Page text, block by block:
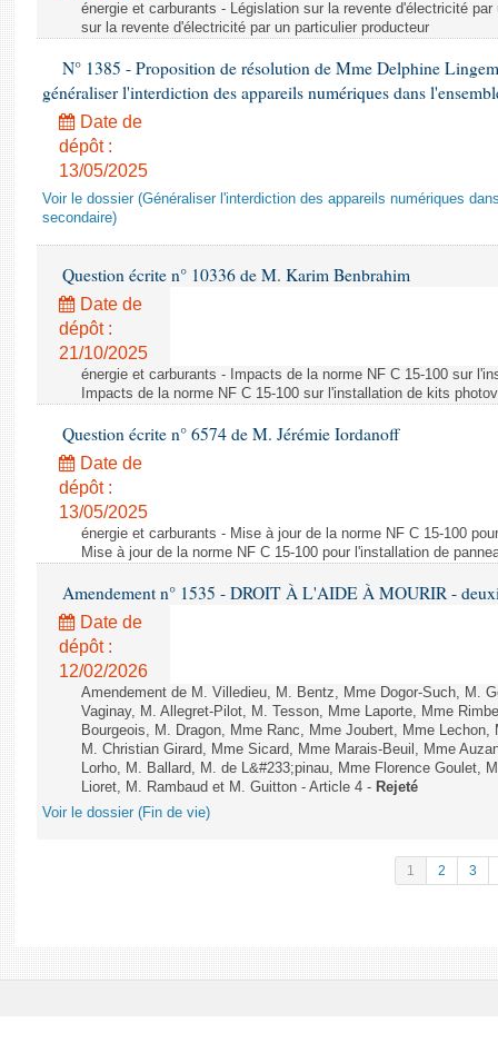
énergie et carburants - Législation sur la revente d'électricité
sur la revente d'électricité par un particulier producteur
N° 1385 - Proposition de résolution de Mme Delphine
généraliser l'interdiction des appareils numériques dans
Date de
dépôt :
13/05/2025
Voir le dossier (Généraliser l'interdiction des appareils numériques
secondaire)
Question écrite n° 10336 de M. Karim Benbrahim
Date de
dépôt :
21/10/2025
énergie et carburants - Impacts de la norme NF C 15-100 sur
Impacts de la norme NF C 15-100 sur l'installation de kits
Question écrite n° 6574 de M. Jérémie Iordanoff
Date de
dépôt :
13/05/2025
énergie et carburants - Mise à jour de la norme NF C 15-100
Mise à jour de la norme NF C 15-100 pour l'installation de
Amendement n° 1535 - DROIT À L'AIDE À MOURIR -
Date de
dépôt :
12/02/2026
Amendement de M. Villedieu, M. Bentz, Mme Dogor-Such, M.
Vaginay, M. Allegret-Pilot, M. Tesson, Mme Laporte, Mme
Bourgeois, M. Dragon, Mme Ranc, Mme Joubert, Mme
M. Christian Girard, Mme Sicard, Mme Marais-Beuil, Mme
Lorho, M. Ballard, M. de L&#233;pinau, Mme Florence Goulet,
Lioret, M. Rambaud et M. Guitton - Article 4 - Rejeté
Voir le dossier (Fin de vie)
1 2 3